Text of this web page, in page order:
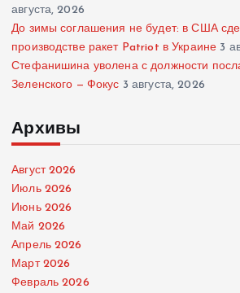
августа, 2026
До зимы соглашения не будет: в США
производстве ракет Patriot в Украине 3
Стефанишина уволена с должности
Зеленского — Фокус 3 августа, 2026
Архивы
Август 2026
Июль 2026
Июнь 2026
Май 2026
Апрель 2026
Март 2026
Февраль 2026